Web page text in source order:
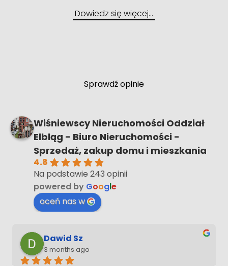
Dowiedz się więcej…
Sprawdź opinie
Wiśniewscy Nieruchomości Oddział
Elbląg - Biuro Nieruchomości -
Sprzedaż, zakup domu i mieszkania
4.8
Na podstawie 243 opinii
powered by Google
oceń nas w
Dawid Sz
3 months ago